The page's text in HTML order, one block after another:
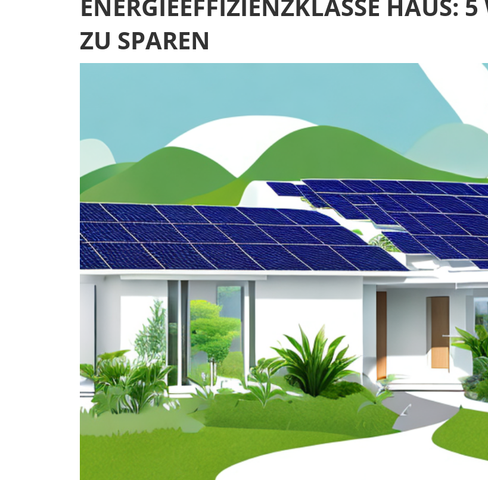
ENERGIEEFFIZIENZKLASSE HAUS:
ZU SPAREN